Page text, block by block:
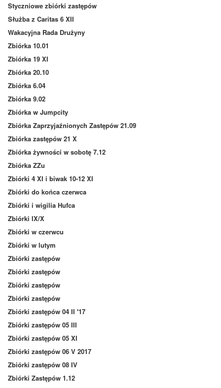
Styczniowe zbiórki zastępów
Służba z Caritas 6 XII
Wakacyjna Rada Drużyny
Zbiórka 10.01
Zbiórka 19 XI
Zbiórka 20.10
Zbiórka 6.04
Zbiórka 9.02
Zbiórka w Jumpcity
Zbiórka Zaprzyjaźnionych Zastępów 21.09
Zbiórka zastępów 21 X
Zbiórka żywności w sobotę 7.12
Zbiórka ZZu
Zbiórki 4 XI i biwak 10-12 XI
Zbiórki do końca czerwca
Zbiórki i wigilia Hufca
Zbiórki IX/X
Zbiórki w czerwcu
Zbiórki w lutym
Zbiórki zastępów
Zbiórki zastępów
Zbiórki zastępów
Zbiórki zastępów
Zbiórki zastępów 04 II '17
Zbiórki zastępów 05 III
Zbiórki zastępów 05 XI
Zbiórki zastępów 06 V 2017
Zbiórki zastępów 08 IV
Zbiórki Zastępów 1.12